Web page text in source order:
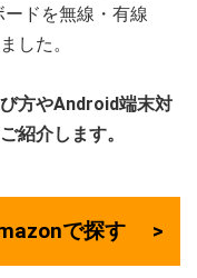
ドを無線・有線
した。
方やAndroid端末対
紹介します。
で探す